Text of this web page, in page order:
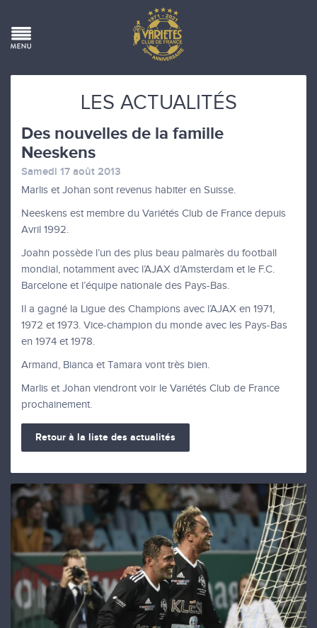
LES ACTUALITÉS
Des nouvelles de la famille
Neeskens
Samedi 17 août 2013
Marlis et Johan sont revenus habiter en Suisse.
Neeskens est membre du Variétés Club de France depuis
Avril 1992.
Joahn possède l’un des plus beau palmarès du football
mondial, notamment avec l’AJAX d’Amsterdam et le F.C.
Barcelone et l’équipe nationale des Pays-Bas.
Il a gagné la Ligue des Champions avec l’AJAX en 1971,
1972 et 1973. Vice-champion du monde avec les Pays-Bas
en 1974 et 1978.
Armand, Bianca et Tamara vont très bien.
Marlis et Johan viendront voir le Variétés Club de France
prochainement.
Retour à la liste des actualités